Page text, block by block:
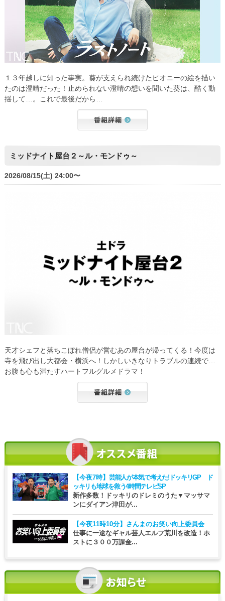
１３年越しに知った事実。葵が支えられ続けたピオニーの絵を描い
たのは澄晴だった！止められない澄晴の想いを聞いた葵は、酷く動
揺して…。これで最後だから…
ミッドナイト屋台２～ル・モンドゥ～
2026/08/15(土) 24:00〜
天才シェフと落ちこぼれ僧侶が営むあの屋台が帰ってくる！今度は
寺を飛び出し大都会・横浜へ！しかしいきなりトラブルの連続で…
お腹も心も満たすハートフルグルメドラマ！
【今夜7時】 芸能人が本気で考えた!ドッキリGP ド
ッキリも地球を救う4時間テレビSP
新作多数！ドッキリのドレミのうた▼マッサマ
ンにダイアン津田が...
【今夜11時10分】 さんまのお笑い向上委員会
仕事に一途なギャル芸人エルフ荒川を改造！ホ
ストに３００万課金...